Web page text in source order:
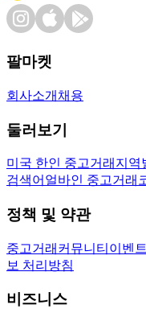
팔마켓
회사소개 채용
둘러보기
미국 한인 중고거래 지역
검색어 얼바인 중고거래
정책 및 약관
중고거래 커뮤니티 이벤트
보 처리방침
비즈니스